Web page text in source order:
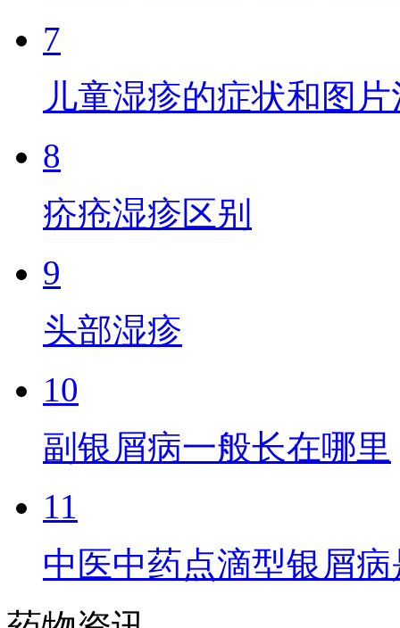
7
儿童湿疹的症状和图
8
疥疮湿疹区别
9
头部湿疹
10
副银屑病一般长在哪里
11
中医中药点滴型银屑